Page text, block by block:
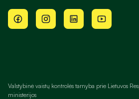
Valstybinė vaistų kontrolės tarnyba prie Lietuvos
ministerijos